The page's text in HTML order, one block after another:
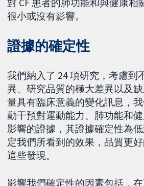
對 CF 患者的肺功能和與健康相
很小或沒有影響。
證據的確定性
我們納入了 24 項研究，考慮到
異、研究品質的極大差異以及
量具有臨床意義的變化訊息，
動干預對運動能力、肺功能和
影響的證據，其證據確定性為
定我們所看到的效果，品質更
這些發現。
影響我們確定性的因素包括，